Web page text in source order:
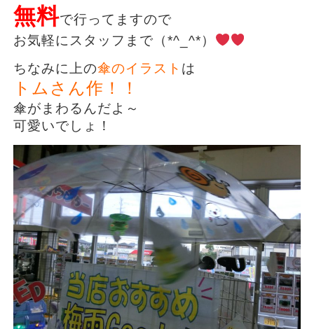
無料で行ってますので
お気軽にスタッフまで（*^_^*）
ちなみに上の傘のイラスト は
トムさん作！！
傘がまわるんだよ～
可愛いでしょ！